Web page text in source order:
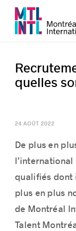
quelles
24 AOÛT 2022
De plus en
qualifiés dont
plus en plus
de Montréal
Talent